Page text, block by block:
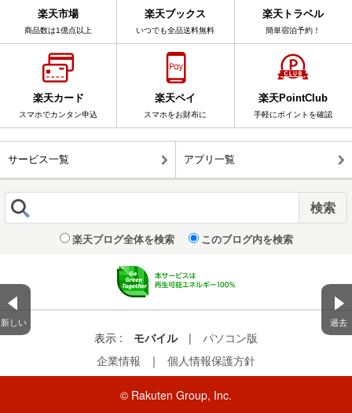
新しい 過去
楽天市場
商品数は1億点以上
楽天ブックス
いつでも全品送料無料
楽天トラベル
簡単宿泊予約！
楽天カード
スマホでカンタン申込
楽天ペイ
スマホをお財布に
楽天PointClub
手軽にポイントを確認
サービス一覧 アプリ一覧
楽天ブログ全体を検索 このブログ内を検索
表示 : モバイル |
パソコン版
企業情報
｜ 個人情報保護方針
© Rakuten Group, Inc.